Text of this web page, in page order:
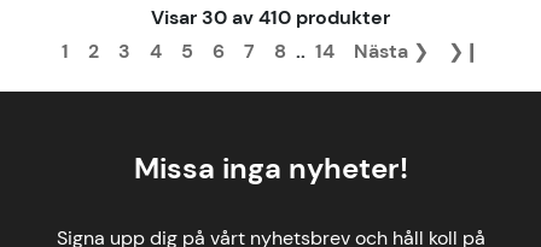
Visar30av410 produkter
1
2 3 4 5 6 7 8 .. 14 Nästa ❯ ❯❙
Missa inga nyheter!
Signa upp dig på vårt nyhetsbrev och håll koll på